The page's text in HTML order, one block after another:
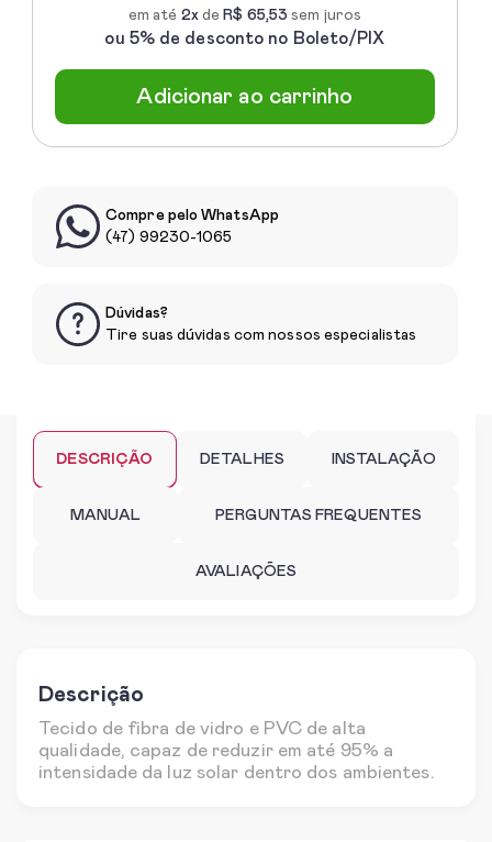
em até 2xde R$ 65,53 sem juros
ou 5% de desconto no Boleto/PIX
Adicionar ao carrinho
Compre pelo WhatsApp
(47) 99230-1065
Dúvidas?
Tire suas dúvidas com nossos especialistas
DESCRIÇÃO DETALHES INSTALAÇÃO
MANUAL PERGUNTAS FREQUENTES
AVALIAÇÕES
Descrição
Tecido de fibra de vidro e PVC de alta
qualidade, capaz de reduzir em até 95% a
intensidade da luz solar dentro dos ambientes.